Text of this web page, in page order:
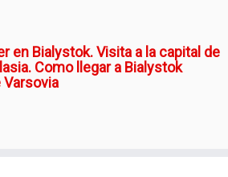
en Bialystok. Visita a la capital de
Como llegar a Bialystok
Varsovia